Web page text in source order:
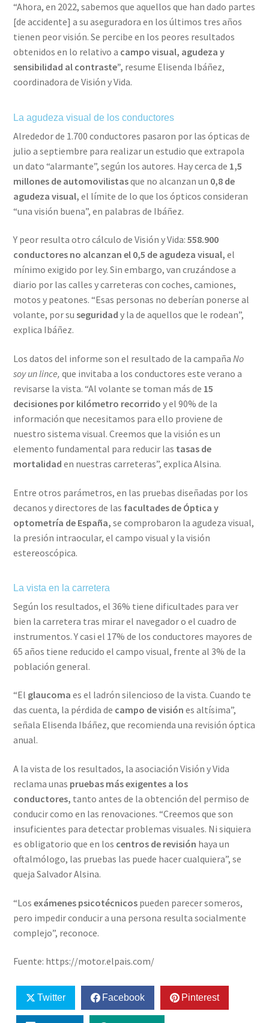
“Ahora, en 2022, sabemos que aquellos que han dado partes
[de accidente] a su aseguradora en los últimos tres años
tienen peor visión. Se percibe en los peores resultados
obtenidos en lo relativo a campo visual, agudeza y
sensibilidad al contraste”, resume Elisenda Ibáñez,
coordinadora de Visión y Vida.
La agudeza visual de los conductores
Alrededor de 1.700 conductores pasaron por las ópticas de
julio a septiembre para realizar un estudio que extrapola
un dato “alarmante”, según los autores. Hay cerca de 1,5
millones de automovilistasque no alcanzan un 0,8 de
agudeza visual, el límite de lo que los ópticos consideran
“una visión buena”, en palabras de Ibáñez.
Y peor resulta otro cálculo de Visión y Vida:558.900
conductores no alcanzan el 0,5 de agudeza visual,el
mínimo exigido por ley. Sin embargo, van cruzándose a
diario por las calles y carreteras con coches, camiones,
motos y peatones. “Esas personas no deberían ponerse al
volante, por suseguridady la de aquellos que le rodean”,
explica Ibáñez.
Los datos del informe son el resultado de la campaña No
soy un lince, que invitaba a los conductores este verano a
revisarse la vista. “Al volante se toman más de 15
decisiones por kilómetro recorrido y el 90% de la
información que necesitamos para ello proviene de
nuestro sistema visual. Creemos que la visión es un
elemento fundamental para reducir las tasas de
mortalidad en nuestras carreteras”, explica Alsina.
Entre otros parámetros, en las pruebas diseñadas por los
decanos y directores de las facultades de Óptica y
optometría de España, se comprobaron la agudeza visual,
la presión intraocular, el campo visual y la visión
estereoscópica.
La vista en la carretera
Según los resultados, el 36% tiene dificultades para ver
bien la carretera tras mirar el navegador o el cuadro de
instrumentos. Y casi el 17% de los conductores mayores de
65 años tiene reducido el campo visual, frente al 3% de la
población general.
“El glaucomaes el ladrón silencioso de la vista. Cuando te
das cuenta, la pérdida de campo de visión es altísima”,
señala Elisenda Ibáñez, que recomienda una revisión óptica
anual.
A la vista de los resultados, la asociación Visión y Vida
reclama unas pruebas más exigentes a los
conductores, tanto antes de la obtención del permiso de
conducir como en las renovaciones. “Creemos que son
insuficientes para detectar problemas visuales. Ni siquiera
es obligatorio que en los centros de revisión haya un
oftalmólogo, las pruebas las puede hacer cualquiera”, se
queja Salvador Alsina.
“Losexámenes psicotécnicos pueden parecer someros,
pero impedir conducir a una persona resulta socialmente
complejo”, reconoce.
Fuente: https://motor.elpais.com/
Twitter Facebook Pinterest